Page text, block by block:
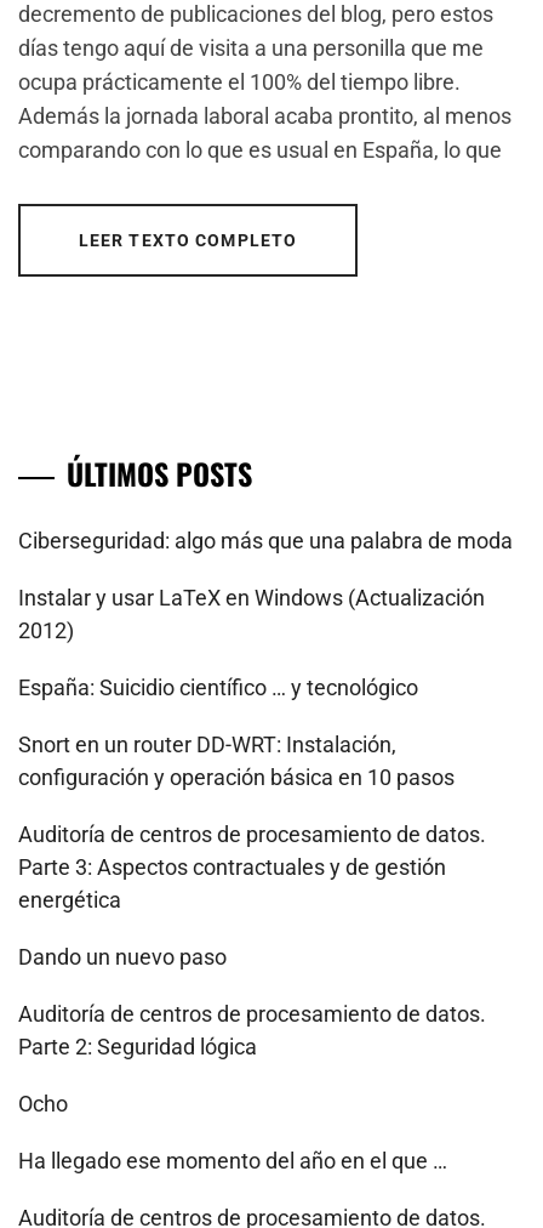
decremento de publicaciones del blog, pero estos
días tengo aquí de visita a una personilla que me
ocupa prácticamente el 100% del tiempo libre.
Además la jornada laboral acaba prontito, al menos
comparando con lo que es usual en España, lo que
LEER TEXTO COMPLETO
ÚLTIMOS POSTS
Ciberseguridad: algo más que una palabra de moda
Instalar y usar LaTeX en Windows (Actualización
2012)
España: Suicidio científico … y tecnológico
Snort en un router DD-WRT: Instalación,
configuración y operación básica en 10 pasos
Auditoría de centros de procesamiento de datos.
Parte 3: Aspectos contractuales y de gestión
energética
Dando un nuevo paso
Auditoría de centros de procesamiento de datos.
Parte 2: Seguridad lógica
Ocho
Ha llegado ese momento del año en el que …
Auditoría de centros de procesamiento de datos.